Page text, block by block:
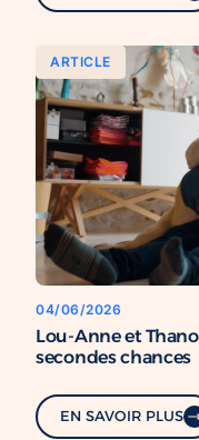
ARTICLE
04/06/2026
Lou-Anne et
secondes chances
EN SAVOIR PLUS